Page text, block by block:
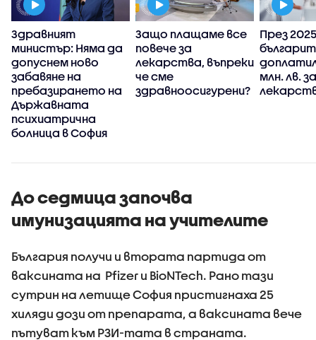
Здравният
министър: Няма да
допуснем ново
забавяне на
пребазирането на
Държавната
психиатрична
болница в София
Защо плащаме все
повече за
лекарства, въпреки
че сме
здравноосигурени?
През
млн. лв. за
До седмица започва
имунизацията на учителите
България получи и втората партида от
ваксината на Pfizer и BioNTech. Рано тази
сутрин на летище София пристигнаха 25
хиляди дози от препарата, а ваксината вече
пътуват към РЗИ-тата в страната.